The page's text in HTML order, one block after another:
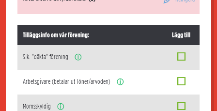
Tilläggsinfo om vår förening: Lägg till
S.k. "oäkta" förening ⓘ
Arbetsgivare (betalar ut löner/arvoden) ⓘ
Momsskyldig ⓘ